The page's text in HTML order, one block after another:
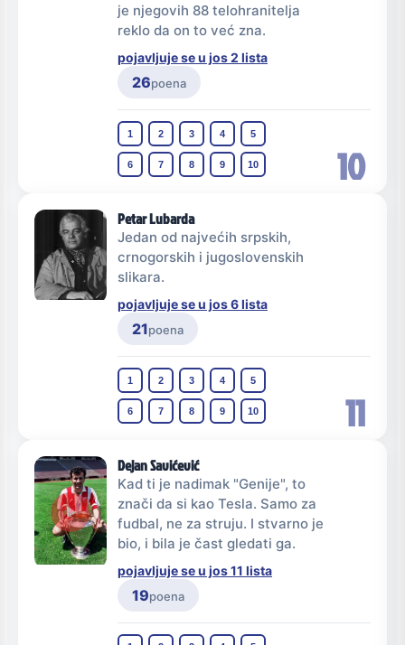
10
je njegovih 88 telohranitelja
reklo da on to već zna.
pojavljuje se u jos 2 lista
26poena
1 2 3 4 5
6 7 8 9 10
11
Petar Lubarda
Jedan od najvećih srpskih,
crnogorskih i jugoslovenskih
slikara.
pojavljuje se u jos 6 lista
21poena
1 2 3 4 5
6 7 8 9 10
Dejan Savićević
Kad ti je nadimak "Genije", to
znači da si kao Tesla. Samo za
fudbal, ne za struju. I stvarno je
bio, i bila je čast gledati ga.
pojavljuje se u jos 11 lista
19poena